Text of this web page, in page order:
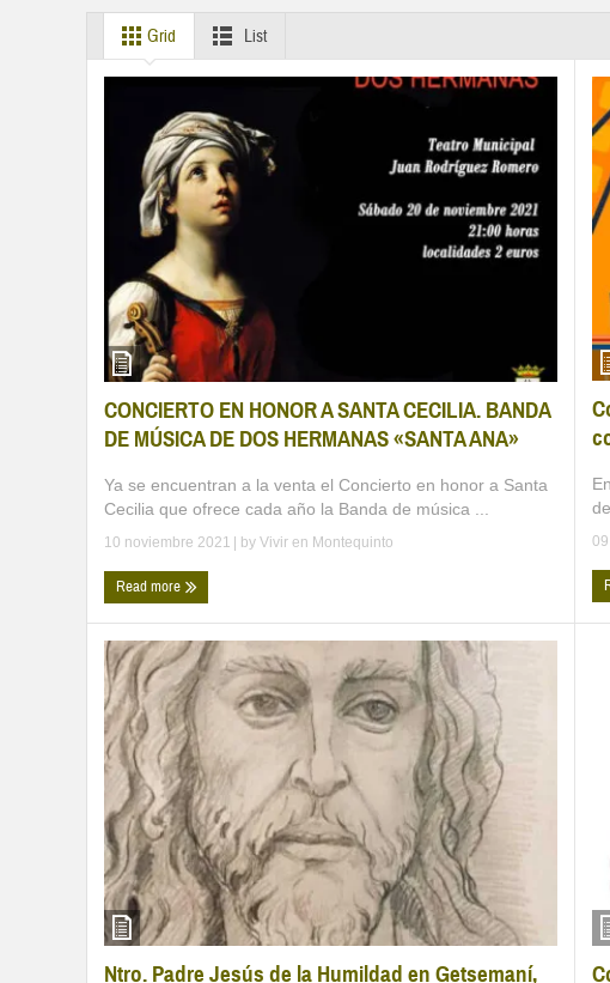
Grid List
CONCIERTO EN HONOR A SANTA CECILIA. BANDA
DE MÚSICA DE DOS HERMANAS «SANTA ANA»
Ya se encuentran a la venta el Concierto en honor a Santa
Cecilia que ofrece cada año la Banda de música ...
10 noviembre 2021 | by Vivir en Montequinto
Read more
Ntro. Padre Jesús de la Humildad en Getsemaní,